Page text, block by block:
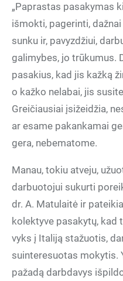
„Paprastas pasakymas
išmokti, pagerinti,
sunku ir, pavyzdžiui,
galimybes, jo trūkumus.
pasakius, kad jis kažką
o kažko nelabai, jis
Greičiausiai įsižeidžia,
ar esame pakankamai
gera, nebematome.
Manau, tokiu atveju,
darbuotojui sukurti
dr. A. Matulaitė ir
kolektyve pasakytų, kad
vyks į Italiją stažuotis,
suinteresuotas mokytis.
pažadą darbdavys